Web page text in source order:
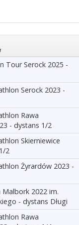
Tour Serock 2025 -
Serock 2023 -
Rawa
- dystans 1/2
Skierniewice
2
Żyrardów 2023 -
2022 im.
- dystans Długi
Rawa